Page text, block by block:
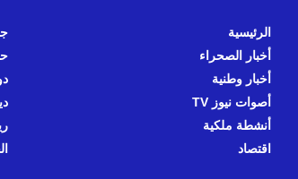
الرئيسية
أخبار الصحراء
أخبار وطنية
أصوات نيوز TV
أنشطة ملكية
اقتصاد